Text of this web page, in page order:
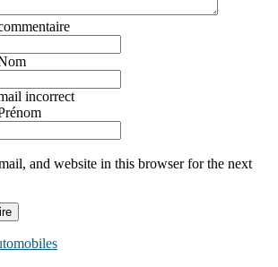
incorrect
and website in this browser for the next